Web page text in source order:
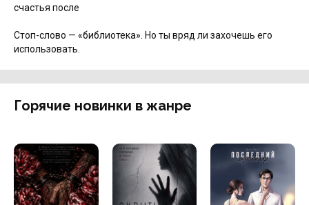
счастья после
Стоп-слово — «библиотека». Но ты вряд ли захочешь его
использовать.
Горячие новинки в жанре